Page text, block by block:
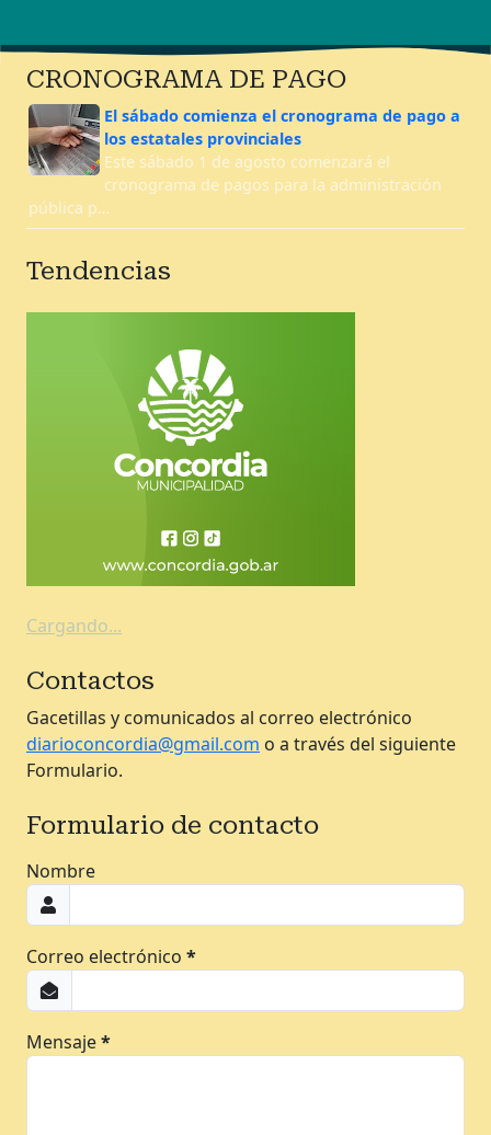
CRONOGRAMA DE PAGO
El sábado comienza el cronograma de pago a
los estatales provinciales
Este sábado 1 de agosto comenzará el
cronograma de pagos para la administración
pública p…
Tendencias
Cargando...
Contactos
Gacetillas y comunicados al correo electrónico
diarioconcordia@gmail.com o a través del siguiente
Formulario.
Formulario de contacto
Nombre
Correo electrónico *
Mensaje*